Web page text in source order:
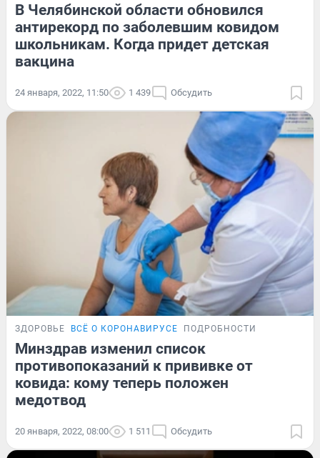
В Челябинской области обновился
антирекорд по заболевшим ковидом
школьникам. Когда придет детская
вакцина
24 января, 2022, 11:50 1 439 Обсудить
ЗДОРОВЬЕ ВСЁ О КОРОНАВИРУСЕ ПОДРОБНОСТИ
Минздрав изменил список
противопоказаний к прививке от
ковида: кому теперь положен
медотвод
20 января, 2022, 08:00 1 511 Обсудить